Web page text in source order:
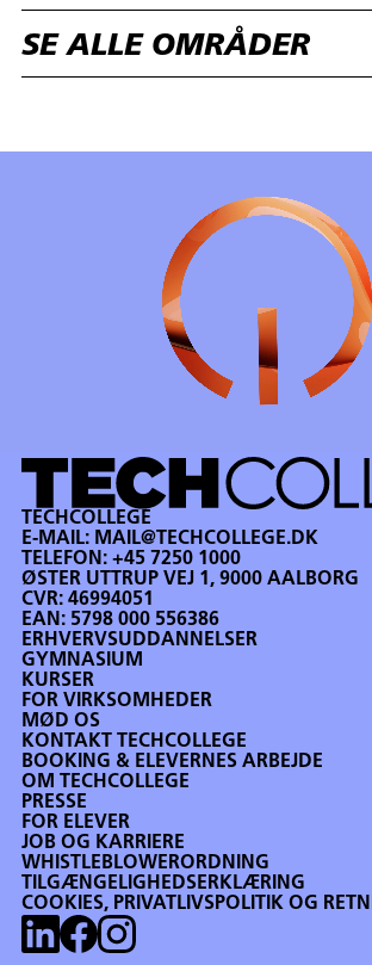
SE ALLE OMRÅDER
TECHCOLLEGE
E-MAIL: MAIL@TECHCOLLEGE.DK
TELEFON:+45 7250 1000
ØSTER UTTRUP VEJ 1, 9000 AALBORG
CVR: 46994051
EAN: 5798 000 556386
ERHVERVSUDDANNELSER
GYMNASIUM
KURSER
FOR VIRKSOMHEDER
MØD OS
KONTAKT TECHCOLLEGE
BOOKING & ELEVERNES ARBEJDE
OM TECHCOLLEGE
PRESSE
FOR ELEVER
JOB OG KARRIERE
WHISTLEBLOWERORDNING
TILGÆNGELIGHEDSERKLÆRING
COOKIES, PRIVATLIVSPOLITIK OG